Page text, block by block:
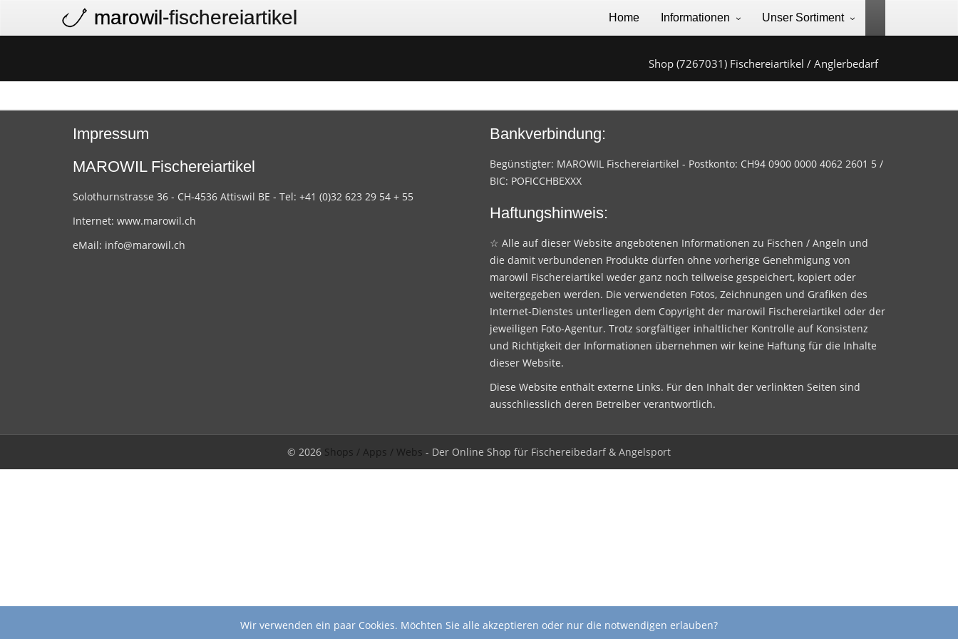
marowil-fischereiartikel Home Informationen Unser Sortiment
Shop (7267031) Fischereiartikel / Anglerbedarf
Impressum
MAROWIL Fischereiartikel
Solothurnstrasse 36 - CH-4536 Attiswil BE - Tel: +41 (0)32 623 29 54 + 55
Internet: www.marowil.ch
eMail: info@marowil.ch
Bankverbindung:
Begünstigter: MAROWIL Fischereiartikel - Postkonto: CH94 0900 0000 4062 2601 5 /
BIC: POFICCHBEXXX
Haftungshinweis:
☆ Alle auf dieser Website angebotenen Informationen zu Fischen / Angeln und
die damit verbundenen Produkte dürfen ohne vorherige Genehmigung von
marowil Fischereiartikel weder ganz noch teilweise gespeichert, kopiert oder
weitergegeben werden. Die verwendeten Fotos, Zeichnungen und Grafiken des
Internet-Dienstes unterliegen dem Copyright der marowil Fischereiartikel oder der
jeweiligen Foto-Agentur. Trotz sorgfältiger inhaltlicher Kontrolle auf Konsistenz
und Richtigkeit der Informationen übernehmen wir keine Haftung für die Inhalte
dieser Website.
Diese Website enthält externe Links. Für den Inhalt der verlinkten Seiten sind
ausschliesslich deren Betreiber verantwortlich.
© 2026 Shops / Apps / Webs - Der Online Shop für Fischereibedarf & Angelsport
Wir verwenden ein paar Cookies. Möchten Sie alle akzeptieren oder nur die notwendigen erlauben?